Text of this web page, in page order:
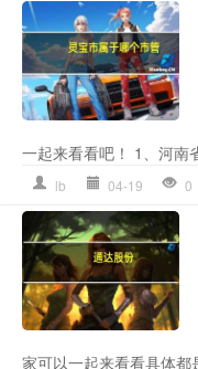
一起来看看吧！ 1、河南
lb 04-19 0
家可以一起来看看具体